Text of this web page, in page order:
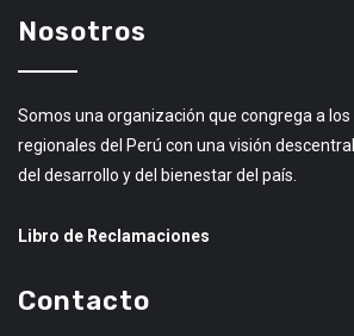
Nosotros
Somos una organización que congrega a
regionales del Perú con una visión
del desarrollo y del bienestar del país.
Libro de Reclamaciones
Contacto